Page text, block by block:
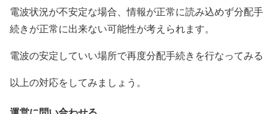
電波状況が不安定な場合、情報が正常に読み込めず分配手
続きが正常に出来ない可能性が考えられます。
電波の安定していい場所で再度分配手続きを行なってみる
以上の対応をしてみましょう。